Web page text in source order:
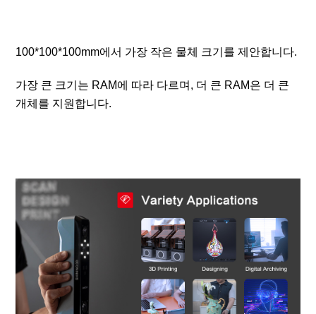
100*100*100mm에서 가장 작은 물체 크기를 제안합니다.
가장 큰 크기는 RAM에 따라 다르며, 더 큰 RAM은 더 큰
개체를 지원합니다.